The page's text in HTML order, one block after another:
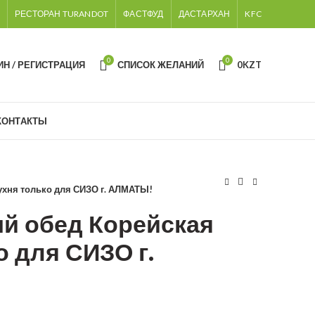
РЕСТОРАН TURANDOT ФАСТФУД ДАСТАРХАН KFC
/ РЕГИСТРАЦИЯ 0 СПИСОК ЖЕЛАНИЙ 0 0KZT
только для СИЗО г. АЛМАТЫ!
обед Корейская
для СИЗО г.